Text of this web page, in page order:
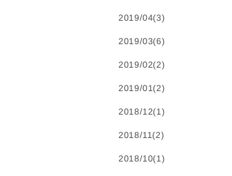
2019/04(3)
2019/03(6)
2019/02(2)
2019/01(2)
2018/12(1)
2018/11(2)
2018/10(1)